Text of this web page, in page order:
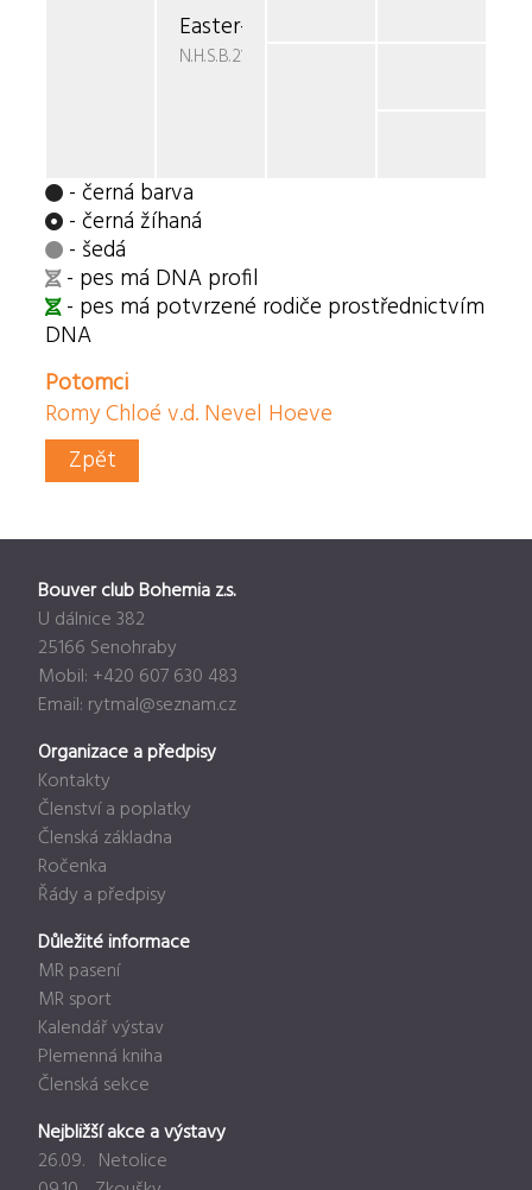
Easter-Xaroch v.d.Lage Banken
N.H.S.B.2112707
- černá barva
- černá žíhaná
- šedá
- pes má DNA profil
- pes má potvrzené rodiče prostřednictvím
DNA
Potomci
Romy Chloé v.d. Nevel Hoeve
Zpět
Bouver club Bohemia z.s.
U dálnice 382
25166 Senohraby
Mobil: +420 607 630 483
Email: rytmal@seznam.cz
Organizace a předpisy
Kontakty
Členství a poplatky
Členská základna
Ročenka
Řády a předpisy
Důležité informace
MR pasení
MR sport
Kalendář výstav
Plemenná kniha
Členská sekce
Nejbližší akce a výstavy
26.09. Netolice